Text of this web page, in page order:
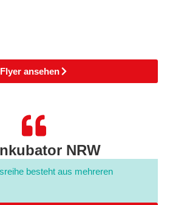
Flyer ansehen
NRW
besteht aus mehreren